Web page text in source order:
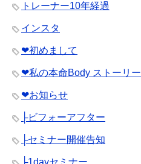
トレーナー10年経過
インスタ
❤︎初めまして
❤︎私の本命Body ストーリー
❤︎お知らせ
├ビフォーアフター
├セミナー開催告知